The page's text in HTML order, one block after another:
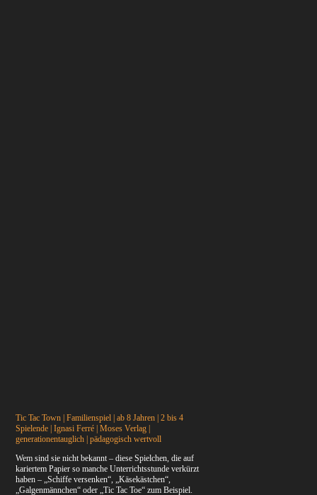
Tic Tac Town | Familienspiel | ab 8 Jahren | 2 bis 4
Spielende |Ignasi Ferré | Moses Verlag |
generationentauglich | pädagogisch wertvoll
Wem sind sie nicht bekannt – diese Spielchen, die auf
kariertem Papier so manche Unterrichtsstunde verkürzt
haben – „Schiffe versenken“, „Käsekästchen“,
„Galgenmännchen“ oder „Tic Tac Toe“ zum Beispiel.